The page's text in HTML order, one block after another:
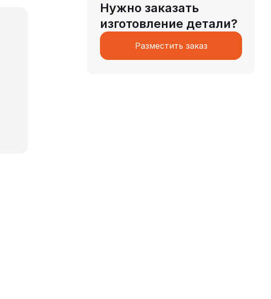
Нужно заказать
изготовление детали?
Разместить заказ